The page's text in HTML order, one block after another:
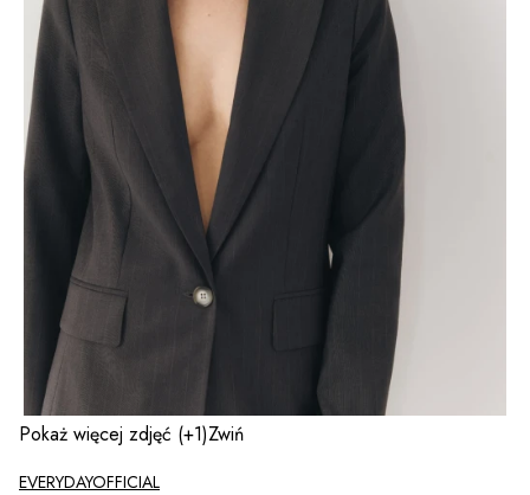
Pokaż więcej zdjęć (+1)Zwiń
EVERYDAYOFFICIAL